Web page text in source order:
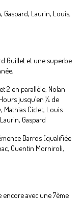
Gaspard, Laurin, Louis,
Guillet et une superbe
2 en parallèle, Nolan
jusqu’en ¼ de
Mathias Ciclet, Louis
Gaspard
Barros (qualifiée
Quentin Morniroli,
encore avec une 7ème